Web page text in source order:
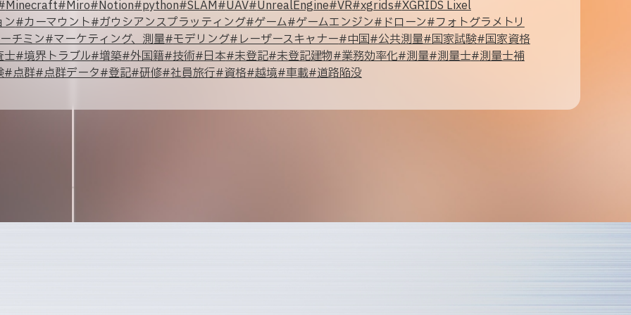
Minecraft#Miro#Notion#python#SLAM#UAV#UnrealEngine#VR#xgrids#XGRIDS Lixel
ン#カーマウント#ガウシアンスプラッティング#ゲーム#ゲームエンジン#ドローン#フォトグラメトリ
チミン#マーケティング、測量#モデリング#レーザースキャナー#中国#公共測量#国家試験#国家資格
士#境界トラブル#増築#外国籍#技術#日本#未登記#未登記建物#業務効率化#測量#測量士#測量士補
#点群#点群データ#登記#研修#社員旅行#資格#越境#車載#道路陥没